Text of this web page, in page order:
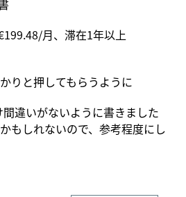
月、滞在1年以上
りと押してもらうように
違いがないように書きました
もしれないので、参考程度にし